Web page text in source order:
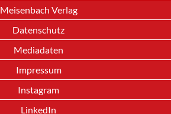
Meisenbach Verlag
Datenschutz
Mediadaten
Impressum
Instagram
LinkedIn